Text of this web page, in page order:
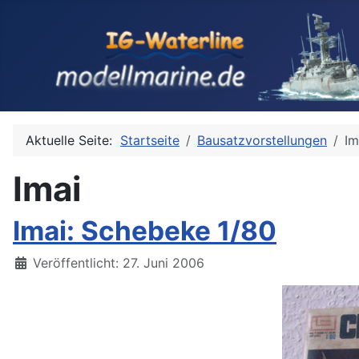
Aktuelle Seite: Startseite Bausatzvorstellungen
Imai
Imai: Schebeke 1/80
Details
Veröffentlicht: 27. Juni 2006